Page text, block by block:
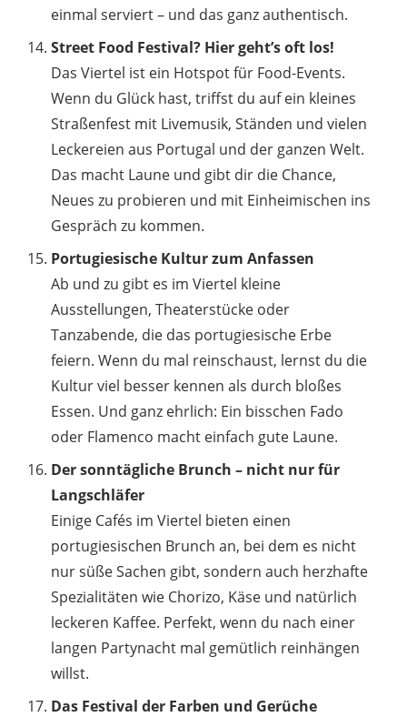
einmal serviert – und das ganz authentisch.
Street Food Festival? Hier geht’s oft los!
Das Viertel ist ein Hotspot für Food-Events.
Wenn du Glück hast, triffst du auf ein kleines
Straßenfest mit Livemusik, Ständen und vielen
Leckereien aus Portugal und der ganzen Welt.
Das macht Laune und gibt dir die Chance,
Neues zu probieren und mit Einheimischen ins
Gespräch zu kommen.
Portugiesische Kultur zum Anfassen
Ab und zu gibt es im Viertel kleine
Ausstellungen, Theaterstücke oder
Tanzabende, die das portugiesische Erbe
feiern. Wenn du mal reinschaust, lernst du die
Kultur viel besser kennen als durch bloßes
Essen. Und ganz ehrlich: Ein bisschen Fado
oder Flamenco macht einfach gute Laune.
Der sonntägliche Brunch – nicht nur für
Langschläfer
Einige Cafés im Viertel bieten einen
portugiesischen Brunch an, bei dem es nicht
nur süße Sachen gibt, sondern auch herzhafte
Spezialitäten wie Chorizo, Käse und natürlich
leckeren Kaffee. Perfekt, wenn du nach einer
langen Partynacht mal gemütlich reinhängen
willst.
Das Festival der Farben und Gerüche